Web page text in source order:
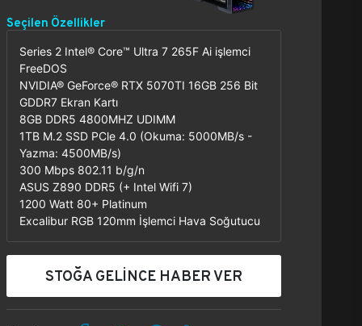
Seçilen Özellikler
Series 2 Intel® Core™ Ultra 7 265F Ai işlemci
FreeDOS
NVIDIA® GeForce® RTX 5070TI 16GB 256 Bit
GDDR7 Ekran Kartı
8GB DDR5 4800MHZ UDIMM
1TB M.2 SSD PCle 4.0 (Okuma: 5000MB/s -
Yazma: 4500MB/s)
300 Mbps 802.11 b/g/n
ASUS Z890 DDR5 (+ Intel Wifi 7)
1200 Watt 80+ Platinum
Excalibur RGB 120mm İşlemci Hava Soğutucu
STOĞA GELİNCE HABER VER